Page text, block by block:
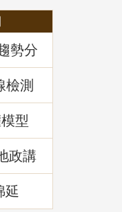
勢分
檢測
型
政講
解
延